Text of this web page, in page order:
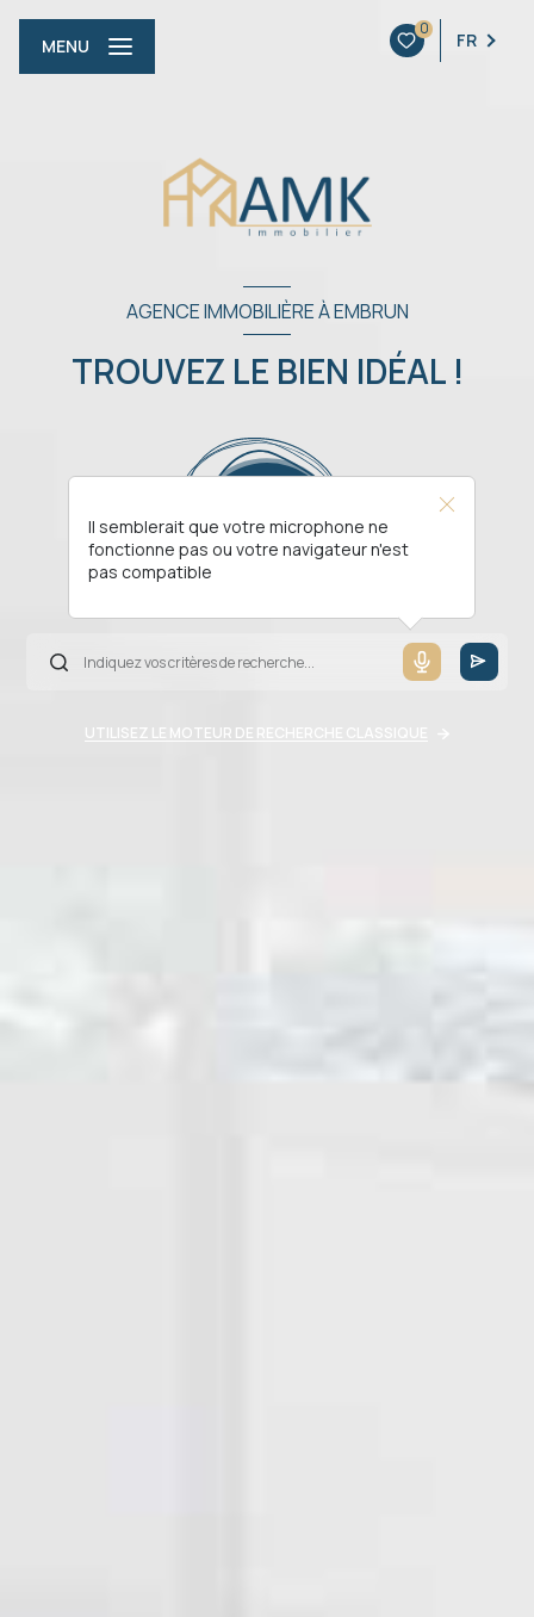
0
FR
MENU
AGENCE IMMOBILIÈRE À EMBRUN
TROUVEZ LE BIEN IDÉAL !
Il semblerait que votre microphone ne
fonctionne pas ou votre navigateur n'est
pas compatible
UTILISEZ LE MOTEUR DE RECHERCHE CLASSIQUE